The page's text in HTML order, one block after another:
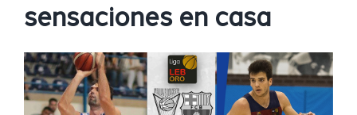
sensaciones en casa
Ver
imagen
más